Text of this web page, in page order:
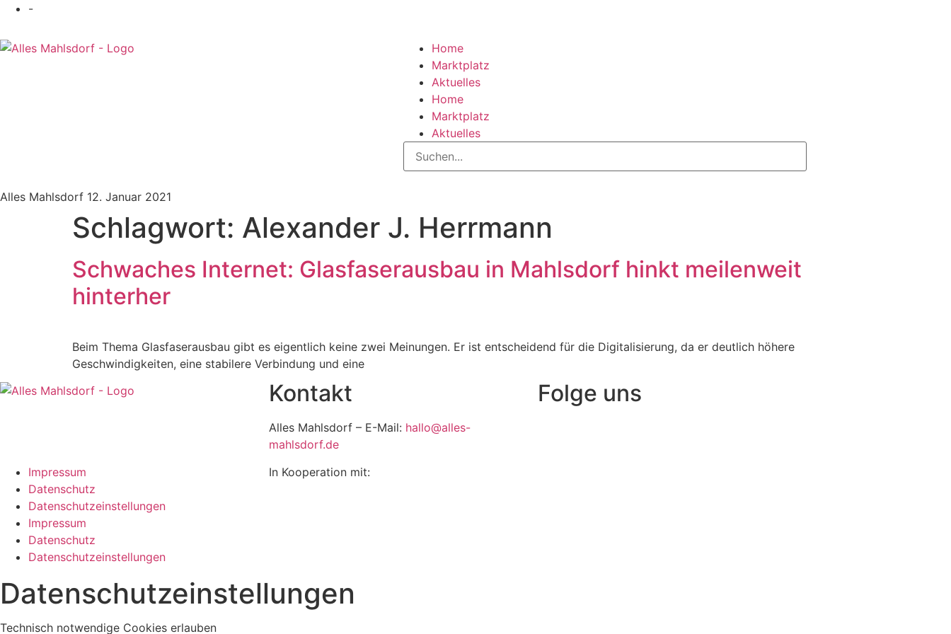
-
Home
Marktplatz
Aktuelles
Home
Marktplatz
Aktuelles
Alles Mahlsdorf 12. Januar 2021
Schlagwort: Alexander J. Herrmann
Schwaches Internet: Glasfaserausbau in Mahlsdorf hinkt meilenweit
hinterher
Beim Thema Glasfaserausbau gibt es eigentlich keine zwei Meinungen. Er ist entscheidend für die Digitalisierung, da er deutlich höhere
Geschwindigkeiten, eine stabilere Verbindung und eine
Kontakt
Alles Mahlsdorf – E-Mail: hallo@alles-
mahlsdorf.de
Folge uns
Impressum
Datenschutz
Datenschutzeinstellungen
Impressum
Datenschutz
Datenschutzeinstellungen
In Kooperation mit:
Datenschutzeinstellungen
Technisch notwendige Cookies erlauben